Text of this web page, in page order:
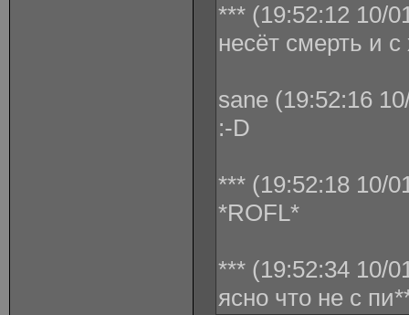
*** (19:52:12 10/
несёт смерть и с
sane (19:52:16
:-D
*** (19:52:18 10/
*ROFL*
*** (19:52:34 10/
ясно что не с